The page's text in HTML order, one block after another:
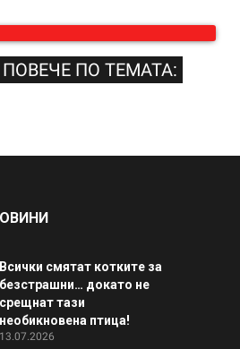
ПО ТЕМАТА:
Всички смятат котките за
безстрашни… докато не
срещнат тази
необикновена птица!
13.07.2026